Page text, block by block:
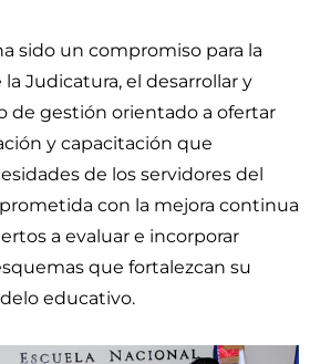
sido un compromiso para la
Judicatura, el desarrollar y
de gestión orientado a ofertar
y capacitación que
de los servidores del
con la mejora continua
a evaluar e incorporar
que fortalezcan su
educativo.